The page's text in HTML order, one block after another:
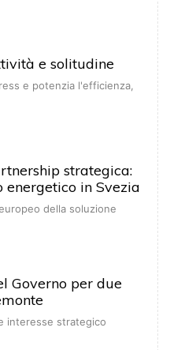
e solitudine
e potenzia l'efficienza,
strategica:
in Svezia
della soluzione
Governo per due
interesse strategico